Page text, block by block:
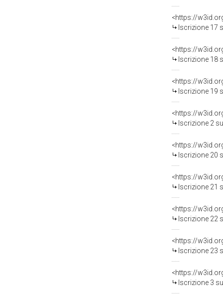
<https://
Iscrizione 17
<https://
Iscrizione 18
<https://
Iscrizione 19
<https://
Iscrizione 2
<https://
Iscrizione 20
<https://
Iscrizione 21
<https://
Iscrizione 22
<https://
Iscrizione 23
<https://
Iscrizione 3